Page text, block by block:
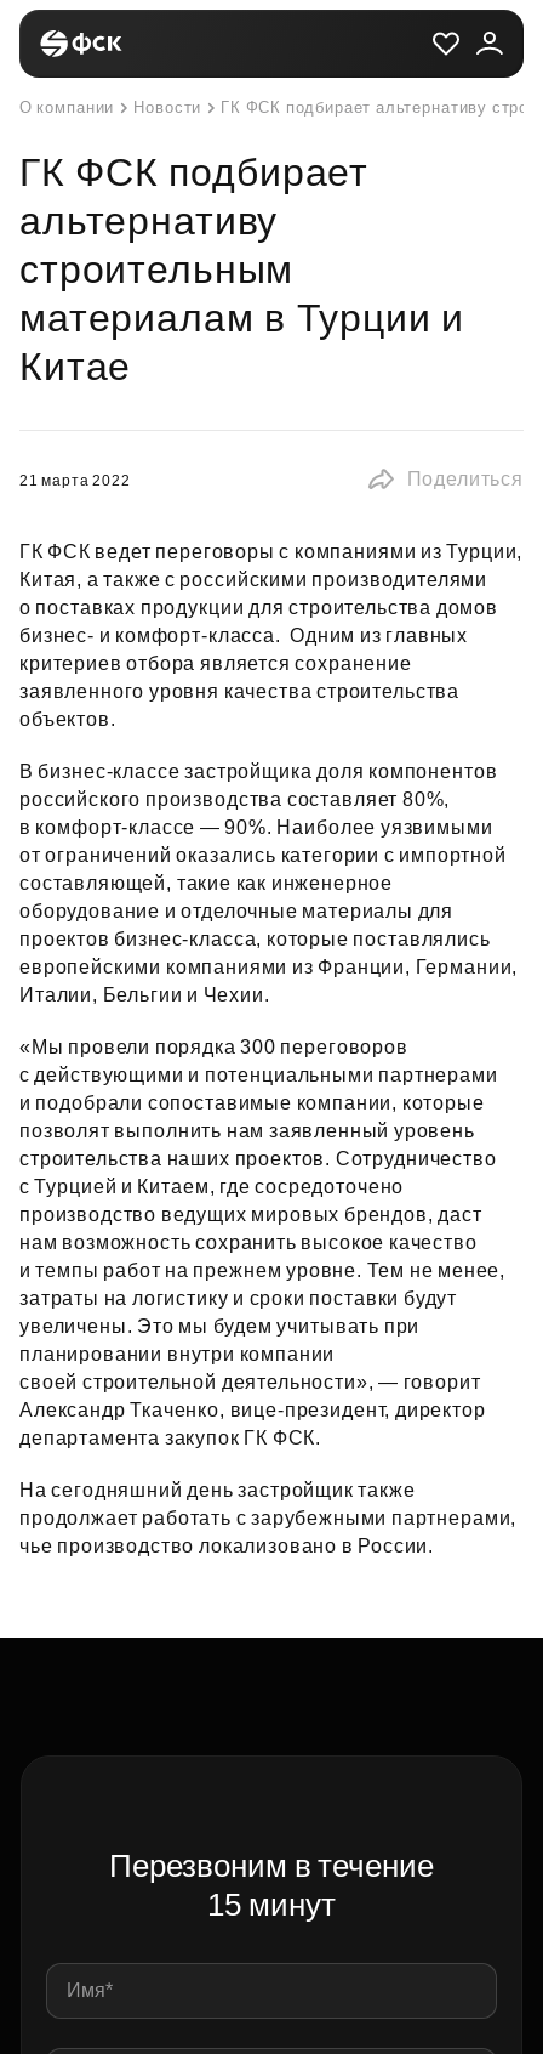
О компании Новости ГК ФСК подбирает альтернативу
ГК ФСК подбирает
альтернативу
строительным
материалам в Турции и
Китае
21 марта 2022 Поделиться
ГК ФСК ведет переговоры с компаниями из Турции,
Китая, а также с российскими производителями
о поставках продукции для строительства домов
бизнес- и комфорт‑класса. Одним из главных
критериев отбора является сохранение
заявленного уровня качества строительства
объектов.
В бизнес‑классе застройщика доля компонентов
российского производства составляет 80%,
в комфорт‑классе — 90%. Наиболее уязвимыми
от ограничений оказались категории с импортной
составляющей, такие как инженерное
оборудование и отделочные материалы для
проектов бизнес‑класса, которые поставлялись
европейскими компаниями из Франции, Германии,
Италии, Бельгии и Чехии.
«Мы провели порядка 300 переговоров
с действующими и потенциальными партнерами
и подобрали сопоставимые компании, которые
позволят выполнить нам заявленный уровень
строительства наших проектов. Сотрудничество
с Турцией и Китаем, где сосредоточено
производство ведущих мировых брендов, даст
нам возможность сохранить высокое качество
и темпы работ на прежнем уровне. Тем не менее,
затраты на логистику и сроки поставки будут
увеличены. Это мы будем учитывать при
планировании внутри компании
своей строительной деятельности», — говорит
Александр Ткаченко, вице‑президент, директор
департамента закупок ГК ФСК.
На сегодняшний день застройщик также
продолжает работать с зарубежными партнерами,
чье производство локализовано в России.
Перезвоним в течение
15 минут